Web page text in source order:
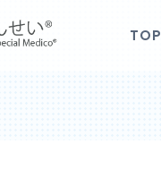
TOP